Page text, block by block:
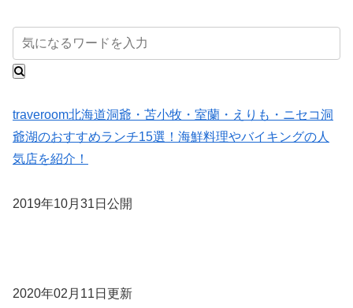
traveroom北海道洞爺・苫小牧・室蘭・えりも・ニセコ洞
爺湖のおすすめランチ15選！海鮮料理やバイキングの人
気店を紹介！
2019年10月31日公開
2020年02月11日更新